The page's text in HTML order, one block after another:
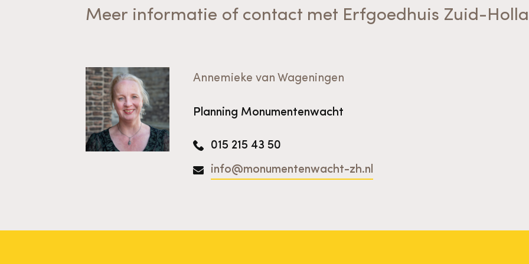
Meer informatie of contact met Erfgoedhuis Zuid-
Annemieke van Wageningen
Planning Monumentenwacht
015 215 43 50
info@monumentenwacht-zh.nl